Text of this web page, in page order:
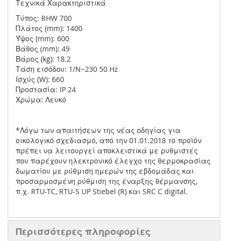
Τεχνικά Χαρακτηριστικά
Τύπος: RHW 700
Πλάτος (mm): 1400
Ύψος (mm): 600
Βάθος (mm): 49
Βάρος (kg): 18.2
Τάση εισόδου: 1/N~230 50 Hz
Ισχύς (W): 660
Προστασία: IP 24
Χρώμα: Λευκό
*Λόγω των απαιτήσεων της νέας οδηγίας για
οικολογικό σχεδιασμό, από την 01.01.2018 το προϊόν
πρέπει να λειτουργεί αποκλειστικά με ρυθμιστές
που παρέχουν ηλεκτρονικό έλεγχο της θερμοκρασίας
δωματίου με ρύθμιση ημερών της εβδομάδας και
προσαρμοσμένη ρύθμιση της έναρξης θέρμανσης,
π.χ. RTU-TC, RTU-S UP Stiebel (R) και SRC C digital.
Περισσότερες πληροφορίες